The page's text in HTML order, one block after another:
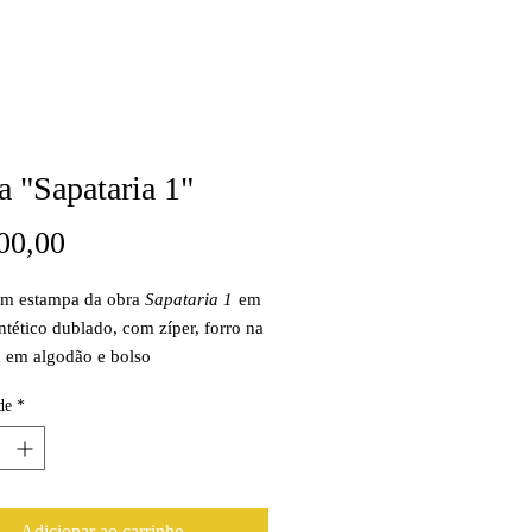
"Sapataria 1"
estampa da obra Sapataria 1 em
dublado, com zíper, forro na
em algodão e bolso
*